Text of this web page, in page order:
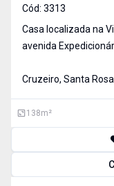
Cód: 3313
Casa localizada na
avenida
138,00 m²,
01 ga
Cruzeiro, Santa Rosa
138m²